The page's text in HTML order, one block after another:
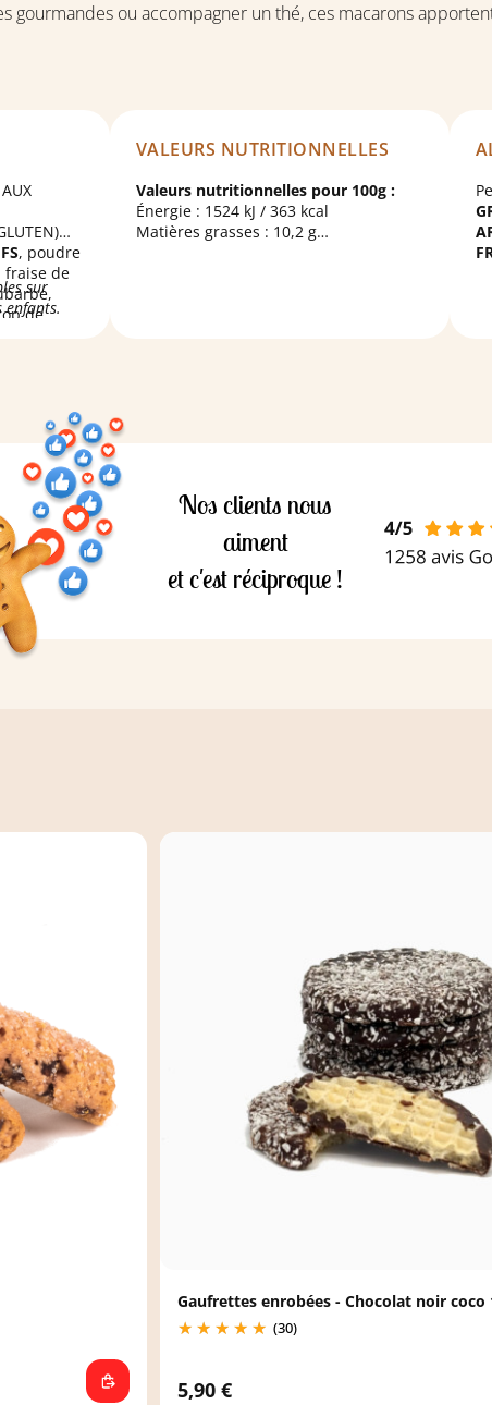
gourmandes ou accompagner un thé, ces macarons
, poudre
fraise de
de
sur
VALEURS NUTRITIONNELLES
Valeurs nutritionnelles pour 100g :
Énergie : 1524 kJ / 363 kcal
Matières grasses : 10,2 g
Nos clients nous
aiment
et c'est réciproque !
Gaufrettes enrobées - Chocolat noir coco
(30)
5,90 €